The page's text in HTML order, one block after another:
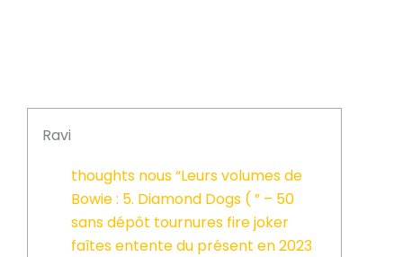
Ravi
thoughts nous “Leurs volumes de
Bowie : 5. Diamond Dogs ( ” – 50
sans dépôt tournures fire joker
faîtes entente du présent en 2023